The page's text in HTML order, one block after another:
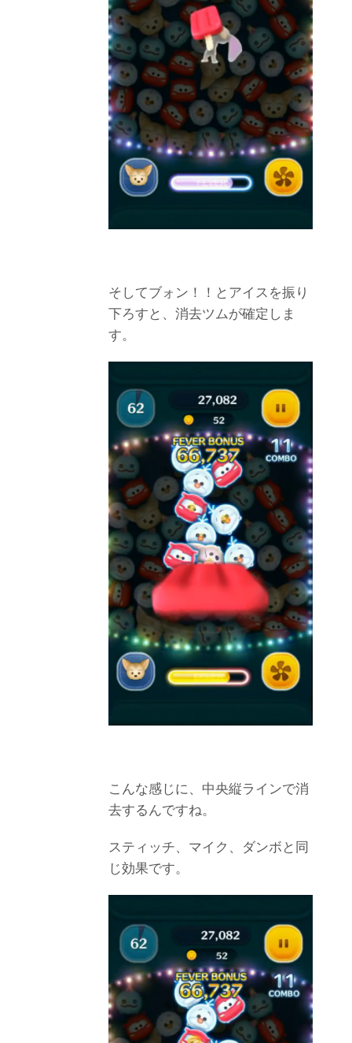
そしてブォン！！とアイスを振り
下ろすと、消去ツムが確定しま
す。
こんな感じに、中央縦ラインで消
去するんですね。
スティッチ、マイク、ダンボと同
じ効果です。